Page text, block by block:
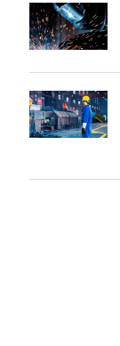
незважаючи
на
уповільнення
зростання
цін
Tk
accelis
в
нову
ріжучу
Європейські
ціни
на